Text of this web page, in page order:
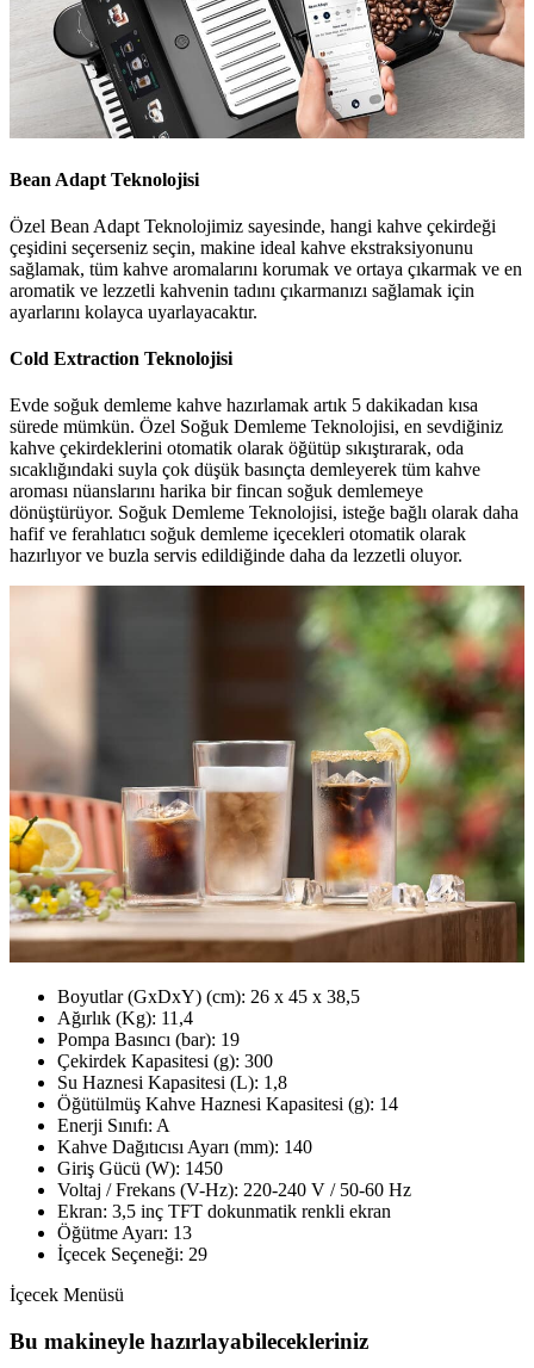
Bean Adapt Teknolojisi
Özel Bean Adapt Teknolojimiz sayesinde, hangi kahve çekirdeği
çeşidini seçerseniz seçin, makine ideal kahve ekstraksiyonunu
sağlamak, tüm kahve aromalarını korumak ve ortaya çıkarmak ve en
aromatik ve lezzetli kahvenin tadını çıkarmanızı sağlamak için
ayarlarını kolayca uyarlayacaktır.
Cold Extraction Teknolojisi
Evde soğuk demleme kahve hazırlamak artık 5 dakikadan kısa
sürede mümkün. Özel Soğuk Demleme Teknolojisi, en sevdiğiniz
kahve çekirdeklerini otomatik olarak öğütüp sıkıştırarak, oda
sıcaklığındaki suyla çok düşük basınçta demleyerek tüm kahve
aroması nüanslarını harika bir fincan soğuk demlemeye
dönüştürüyor. Soğuk Demleme Teknolojisi, isteğe bağlı olarak daha
hafif ve ferahlatıcı soğuk demleme içecekleri otomatik olarak
hazırlıyor ve buzla servis edildiğinde daha da lezzetli oluyor.
Boyutlar (GxDxY) (cm): 26 x 45 x 38,5
Ağırlık (Kg): 11,4
Pompa Basıncı (bar): 19
Çekirdek Kapasitesi (g): 300
Su Haznesi Kapasitesi (L): 1,8
Öğütülmüş Kahve Haznesi Kapasitesi (g): 14
Enerji Sınıfı: A
Kahve Dağıtıcısı Ayarı (mm): 140
Giriş Gücü (W): 1450
Voltaj / Frekans (V-Hz): 220-240 V / 50-60 Hz
Ekran: 3,5 inç TFT dokunmatik renkli ekran
Öğütme Ayarı: 13
İçecek Seçeneği: 29
İçecek Menüsü
Bu makineyle hazırlayabilecekleriniz